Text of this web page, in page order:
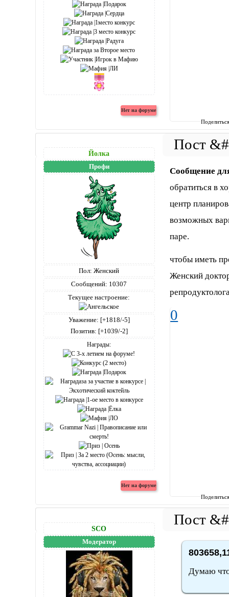
Йолка
Профи
Пол: Женский
Сообщений: 10307
Текущее настроение:
Уважение: [+1818/-5]
Позитив: [+1039/-2]
Награды:
Сообщение
обратиться в
центр
возможных
паре.
чтобы иметь
Женский
0
SCO
Модератор
Думаю